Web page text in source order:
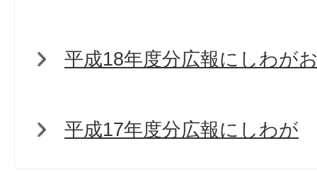
平成18年度分広報にしわが
平成17年度分広報にしわが